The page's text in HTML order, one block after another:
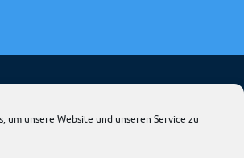
um unsere Website und unseren Service zu